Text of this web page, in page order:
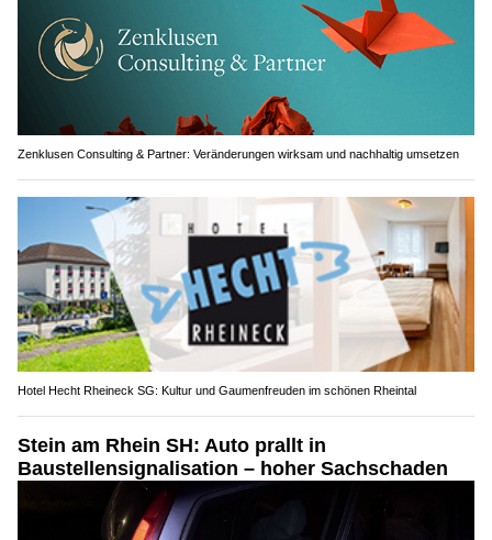
Zenklusen Consulting & Partner: Veränderungen wirksam und nachhaltig umsetzen
Hotel Hecht Rheineck SG: Kultur und Gaumenfreuden im schönen Rheintal
Stein am Rhein SH: Auto prallt in
Baustellensignalisation – hoher Sachschaden